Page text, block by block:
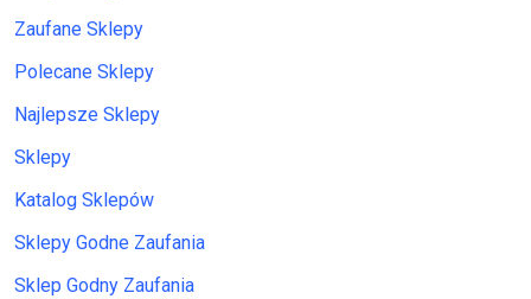
Zaufane Sklepy
Polecane Sklepy
Najlepsze Sklepy
Sklepy
Katalog Sklepów
Sklepy Godne Zaufania
Sklep Godny Zaufania